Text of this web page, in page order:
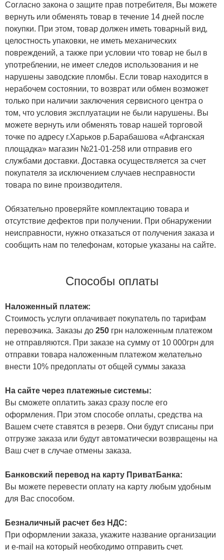
Согласно закона о защите прав потребителя, Вы можете
вернуть или обменять товар в течение 14 дней после
покупки. При этом, товар должен иметь товарный вид,
целостность упаковки, не иметь механических
повреждений, а также при условии что товар не был в
употреблении, не имеет следов использования и не
нарушены заводские пломбы. Если товар находится в
нерабочем состоянии, то возврат или обмен возможет
только при наличии заключения сервисного центра о
том, что условия эксплуатации не были нарушены. Вы
можете вернуть или обменять товар нашей торговой
точке по адресу г.Харьков р.Барабашова «Афганская
площадка» магазин №21-01-258 или отправив его
службами доставки. Доставка осуществляется за счет
покупателя за исключением случаев несправности
товара по вине производителя.
Обязательно проверяйте комплектацию товара и
отсутствие дефектов при получении. При обнаружении
неисправности, нужно отказаться от получения заказа и
сообщить нам по телефонам, которые указаны на сайте.
Способы оплаты
Наложенный платеж:
Стоимость услуги оплачивает покупатель по тарифам
перевозчика. Заказы до 250 грн наложенным платежом
не отправляются. При заказе на сумму от 10 000грн для
отправки товара наложенным платежом желательно
внести 10% предоплаты от общей суммы заказа
На сайте через платежные системы:
Вы сможете оплатить заказ сразу после его
оформления. При этом способе оплаты, средства на
Вашем счете ставятся в резерв. Они будут списаны при
отгрузке заказа или будут автоматически возвращены на
Ваш счет в случае отмены заказа.
Банковский перевод на карту ПриватБанка:
Вы можете перевести оплату на карту любым удобным
для Вас способом.
Безналичный расчет без НДС:
При оформлении заказа, укажите название организации
и e-mail на который необходимо отправить счет.